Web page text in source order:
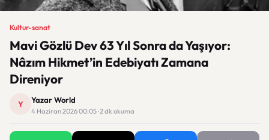
Kultur-sanat
Mavi Gözlü Dev 63 Yıl Sonra da Yaşıyor:
Nâzım Hikmet’in Edebiyatı Zamana
Direniyor
Y Yazar World
4 Haziran 2026 00:05 · 2 dk okuma